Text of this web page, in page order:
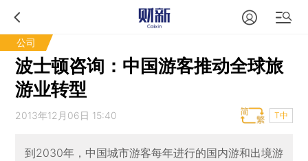
公司
波士顿咨询：中国游客推动全球旅
游业转型
2013年12月06日 15:40 T中
到2030年，中国城市游客每年进行的国内游和出境游